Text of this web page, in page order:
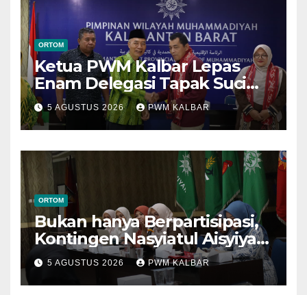
ORTOM
Ketua PWM Kalbar Lepas
Enam Delegasi Tapak Suci
Menuju Muktamar XVI di
Semarang
5 AGUSTUS 2026 PWM KALBAR
ORTOM
Bukan hanya Berpartisipasi,
Kontingen Nasyiatul Aisyiyah
Kalbar Perjuangkan Program
di Muktamar XV
5 AGUSTUS 2026 PWM KALBAR